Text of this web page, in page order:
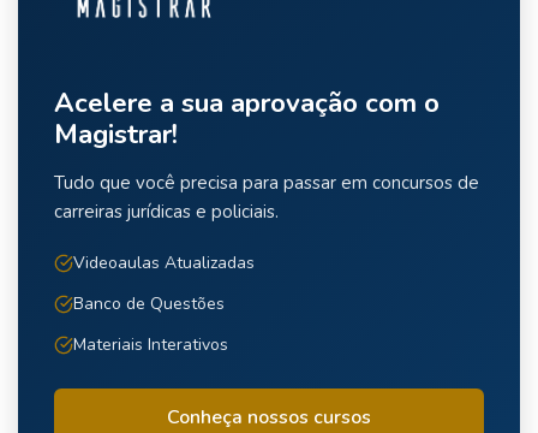
Acelere a sua aprovação com o
Magistrar!
Tudo que você precisa para passar em concursos de
carreiras jurídicas e policiais.
Videoaulas Atualizadas
Banco de Questões
Materiais Interativos
Conheça nossos cursos